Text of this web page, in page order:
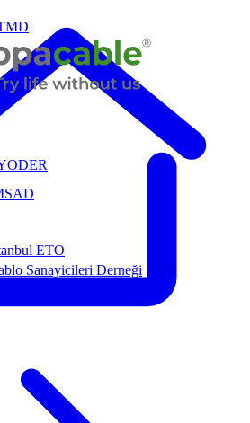
ETO
Sanayicileri Derneği